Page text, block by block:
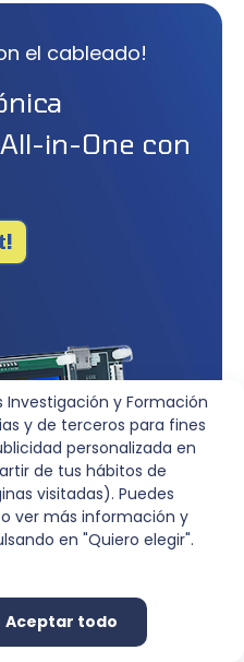
el cableado!
in-One con
Investigación y Formación
y de terceros para fines
personalizada en
de tus hábitos de
visitadas). Puedes
ver más información y
en "Quiero elegir".
Aceptar todo